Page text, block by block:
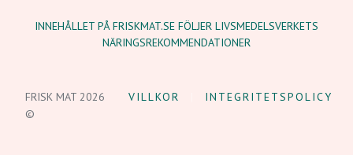
INNEHÅLLET PÅ FRISKMAT.SE FÖLJER LIVSMEDELSVERKETS
NÄRINGSREKOMMENDATIONER
FRISK MAT 2026
©
VILLKOR INTEGRITETSPOLICY